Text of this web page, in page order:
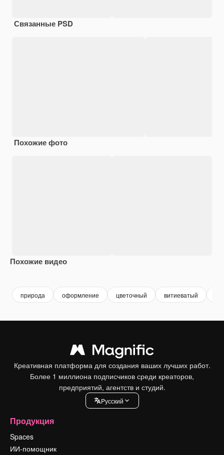
Связанные PSD
Похожие фото
Похожие видео
природа оформление цветочный витиеватый
Креативная платформа для создания ваших лучших работ.
Более 1 миллиона подписчиков среди креаторов,
предприятий, агентств и студий.
Pусский
Продукция
Spaces
ИИ-помощник